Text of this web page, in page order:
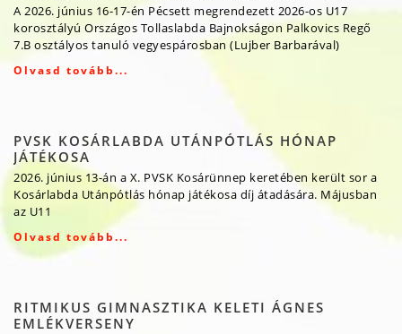
A 2026. június 16-17-én Pécsett megrendezett 2026-os U17
korosztályú Országos Tollaslabda Bajnokságon Palkovics Regő
7.B osztályos tanuló vegyespárosban (Lujber Barbarával)
Olvasd tovább...
PVSK KOSÁRLABDA UTÁNPÓTLÁS HÓNAP
JÁTÉKOSA
2026. június 13-án a X. PVSK Kosárünnep keretében került sor a
Kosárlabda Utánpótlás hónap játékosa díj átadására. Májusban
az U11
Olvasd tovább...
RITMIKUS GIMNASZTIKA KELETI ÁGNES
EMLÉKVERSENY